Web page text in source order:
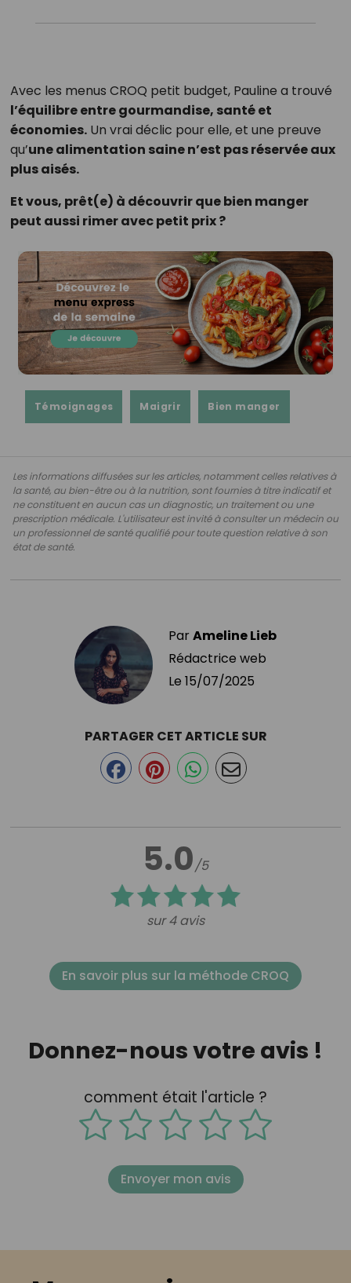
Avec les menus CROQ petit budget, Pauline a trouvé
l’équilibre entre gourmandise, santé et
économies.Un vrai déclic pour elle, et une preuve
qu’une alimentation saine n’est pas réservée aux
plus aisés.
Et vous, prêt(e) à découvrir que bien manger
peut aussi rimer avec petit prix ?
Témoignages Maigrir Bien manger
Les informations diffusées sur les articles, notamment celles relatives à
la santé, au bien-être ou à la nutrition, sont fournies à titre indicatif et
ne constituent en aucun cas un diagnostic, un traitement ou une
prescription médicale. L'utilisateur est invité à consulter un médecin ou
un professionnel de santé qualifié pour toute question relative à son
état de santé.
ParAmeline Lieb
Rédactrice web
Le 15/07/2025
5.0/5
sur 4 avis
PARTAGER CET ARTICLE SUR
En savoir plus sur la méthode CROQ
Donnez-nous votre avis !
comment était l'article ?
Envoyer mon avis